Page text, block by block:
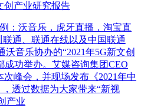
创产业研究报告
：沃音乐，虎牙直播，淘宝直
联通、联通在线以及中国联通
音乐协办的“2021年5G新文创
成功举办。艾媒咨询集团CEO
峰会，并现场发布《2021年中
透过数据为大家带来“新视
产业